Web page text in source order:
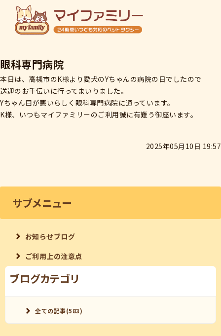
初めての方へ
ご利用料金
ご予約・お問い合わせ
眼科専門病院
本日は、高槻市のK様より愛犬のYちゃんの病院の日でしたので
送迎のお手伝いに行ってまいりました。
Yちゃん目が悪いらしく眼科専門病院に通っています。
K様、いつもマイファミリーのご利用誠に有難う御座います。
2025年05月10日 19:57
サブメニュー
お知らせブログ
ご利用上の注意点
ブログカテゴリ
全ての記事(583)